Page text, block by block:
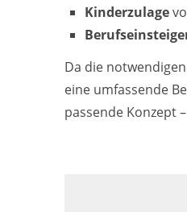
Kinderzulage
Da die
eine umfassende
passende Konzept